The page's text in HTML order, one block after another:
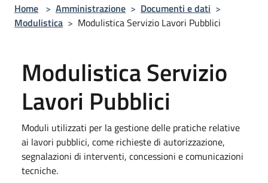
Home > Amministrazione > Documenti e dati >
Modulistica > Modulistica Servizio Lavori Pubblici
Modulistica Servizio
Lavori Pubblici
Moduli utilizzati per la gestione delle pratiche relative
ai lavori pubblici, come richieste di autorizzazione,
segnalazioni di interventi, concessioni e comunicazioni
tecniche.